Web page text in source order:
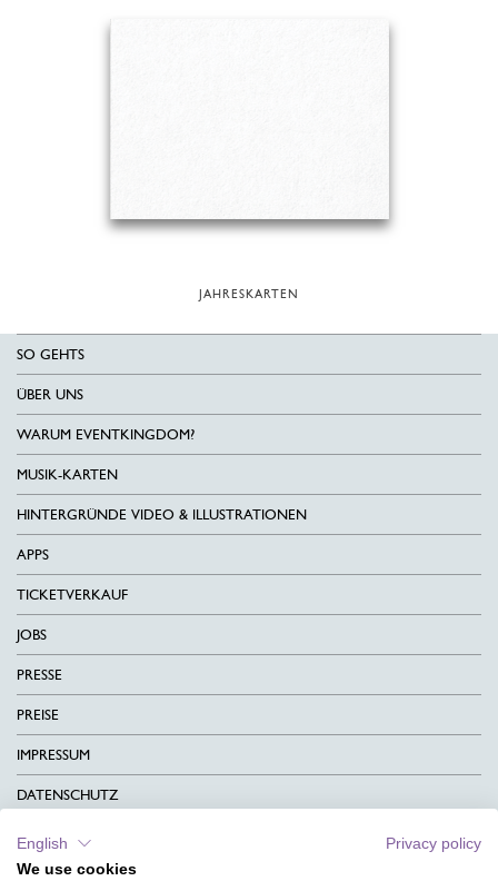
JAHRESKARTEN
SO GEHTS
ÜBER UNS
WARUM EVENTKINGDOM?
MUSIK-KARTEN
HINTERGRÜNDE VIDEO & ILLUSTRATIONEN
APPS
TICKETVERKAUF
JOBS
PRESSE
PREISE
IMPRESSUM
DATENSCHUTZ
KONTAKT
AGB
English
Privacy policy
We use cookies